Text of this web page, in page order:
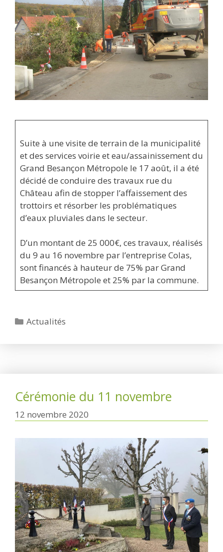
Suite à une visite de terrain de la municipalité
et des services voirie et eau/assainissement du
Grand Besançon Métropole le 17 août, il a été
décidé de conduire des travaux rue du
Château afin de stopper l’affaissement des
trottoirs et résorber les problématiques
d’eaux pluviales dans le secteur.
D’un montant de 25 000€, ces travaux, réalisés
du 9 au 16 novembre par l’entreprise Colas,
sont financés à hauteur de 75% par Grand
Besançon Métropole et 25% par la commune.
Catégories
Actualités
Cérémonie du 11 novembre
12 novembre 2020